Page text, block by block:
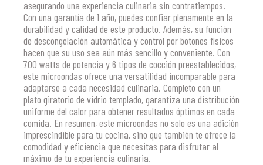
asegurando una experiencia culinaria sin contratiempos.
Con una garantía de 1 año, puedes confiar plenamente en la
durabilidad y calidad de este producto. Además, su función
de descongelación automática y control por botones físicos
hacen que su uso sea aún más sencillo y conveniente. Con
700 watts de potencia y 6 tipos de cocción preestablecidos,
este microondas ofrece una versatilidad incomparable para
adaptarse a cada necesidad culinaria. Completo con un
plato giratorio de vidrio templado, garantiza una distribución
uniforme del calor para obtener resultados óptimos en cada
comida. En resumen, este microondas no solo es una adición
imprescindible para tu cocina, sino que también te ofrece la
comodidad y eficiencia que necesitas para disfrutar al
máximo de tu experiencia culinaria.